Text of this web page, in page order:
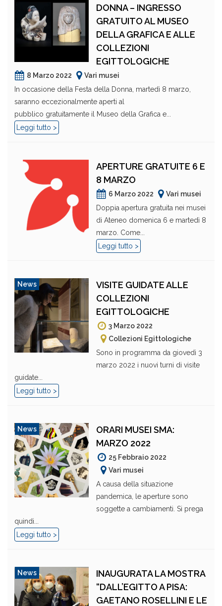
DONNA – INGRESSO
GRATUITO AL MUSEO
DELLA GRAFICA E ALLE
COLLEZIONI
EGITTOLOGICHE
8 Marzo 2022
Vari musei
In occasione della Festa della Donna, martedì 8 marzo,
saranno eccezionalmente aperti al
pubblico gratuitamente il Museo della Grafica e...
Leggi tutto >
APERTURE GRATUITE 6 E
8 MARZO
6 Marzo 2022
Vari musei
Doppia apertura gratuita nei musei
di Ateneo domenica 6 e martedì 8
marzo. Come...
Leggi tutto >
News
VISITE GUIDATE ALLE
COLLEZIONI
EGITTOLOGICHE
3 Marzo 2022
Collezioni Egittologiche
Sono in programma da giovedì 3
marzo 2022 i nuovi turni di visite
guidate...
Leggi tutto >
News
ORARI MUSEI SMA:
MARZO 2022
25 Febbraio 2022
Vari musei
A causa della situazione
pandemica, le aperture sono
soggette a cambiamenti. Si prega
quindi...
Leggi tutto >
News
INAUGURATA LA MOSTRA
“DALL’EGITTO A PISA:
GAETANO ROSELLINI E LE